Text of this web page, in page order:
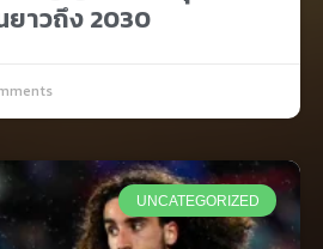
ยาวถึง 2030
UNCATEGORIZED